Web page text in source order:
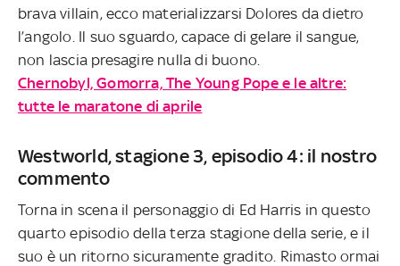
brava villain, ecco materializzarsi Dolores da dietro
l’angolo. Il suo sguardo, capace di gelare il sangue,
non lascia presagire nulla di buono.
Chernobyl, Gomorra, The Young Pope e le altre:
tutte le maratone di aprile
Westworld, stagione 3, episodio 4: il nostro
commento
Torna in scena il personaggio di Ed Harris in questo
quarto episodio della terza stagione della serie, e il
suo è un ritorno sicuramente gradito. Rimasto ormai